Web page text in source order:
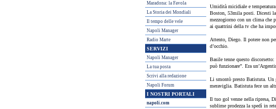
Maradona: la Favola
La Storia dei Mondiali
Il tempo delle vele
Napoli Manager
Radio Marte
SERVIZI
Napoli Manager
La tua posta
Scrivi alla redazione
Napoli Forum
I NOSTRI PORTALI
napoli.com
Umidità micidiale e
Boston, 53mila posti. Dicesti la
mezzogiorno con un clima che
ai quattrini della tv che ha
Attento, Diego. Il potere non
d’occhio.
Basile tenne questo
può funzionare”. Era
Li smontò presto Batistuta. Un
meraviglia. Batistuta fece un
Il tuo gol venne nella ripresa,
sublime prodezza la spedì in